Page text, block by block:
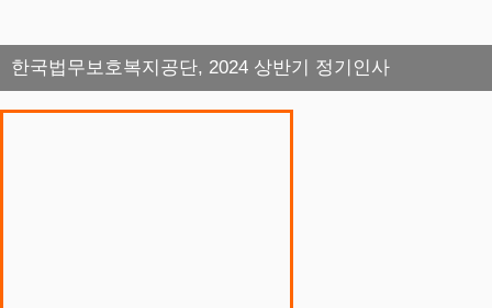
한국법무보호복지공단, 2024 상반기 정기인사